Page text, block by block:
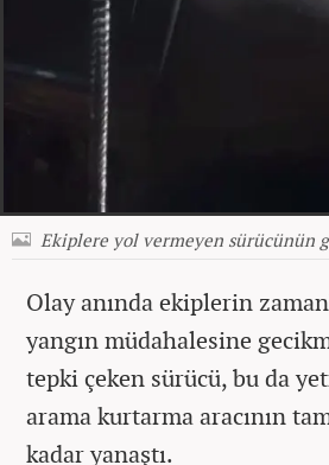
Ekiplere yol vermeyen sürücünün
Olay anında ekiplerin
yangın müdahalesine
tepki çeken sürücü, bu da
arama kurtarma aracının
kadar yanaştı.